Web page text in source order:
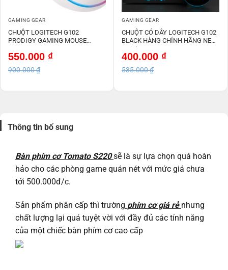
GAMING GEAR
CHUỘT LOGITECH G102
PRODIGY GAMING MOUSE
900.000₫
Giá
gốc
là:
900.000 ₫.
550.000 ₫
Giá
hiện
tại
là:
GAMING GEAR
CHUỘT CÓ DÂY LOGITECH G102
BLACK HÀNG CHÍNH HÃNG NEW
serial
535.000₫
Giá
gốc
là:
535.000 ₫.
400.000 ₫
Giá
hiện
tại
là:
Thông tin bổ sung
Bàn phím cơ Tomato S220sẽ là sự lựa chọn quá hoàn
hảo cho các phòng game quán nét với mức giá chưa
tới 500.000đ/c.
Sản phẩm phân cấp thì trường phím cơ giá rẻ nhưng
chất lượng lại quá tuyệt vời với đầy đủ các tính năng
của một chiếc bàn phím cơ cao cấp